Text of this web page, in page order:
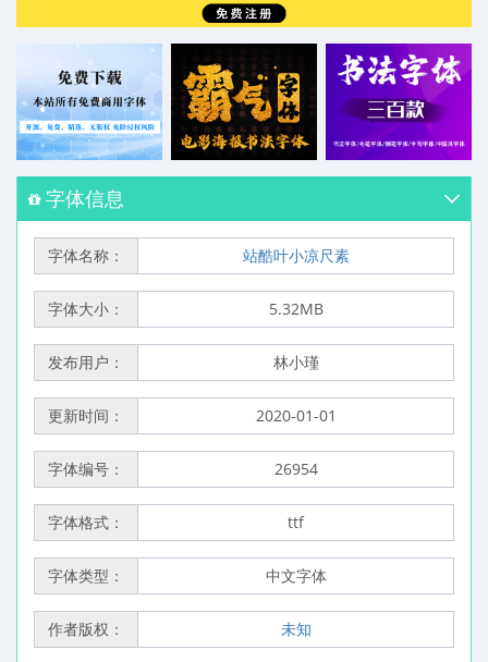
字体信息
字体名称： 站酷叶小凉尺素
字体大小： 5.32MB
发布用户： 林小瑾
更新时间： 2020-01-01
字体编号： 26954
字体格式： ttf
字体类型： 中文字体
作者版权： 未知